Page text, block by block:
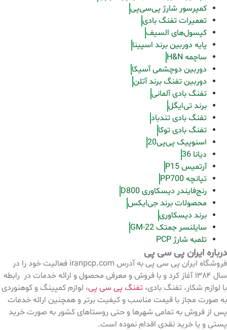
کمپرسور شارژ پی‌سی‌پی
تعمیرات تفنگ بادی
کپسول‌های السیف
پایه دوربین برند اسپینا
ساچمه H&N
دوربین دوچشمی آسیکا
دوربین تفنگ برند آتلن
تفنگ بادی آلمانی
برند تی‌ایگل
تفنگ بادی تندباد
تفنگ بادی توکا
اسنوپیک پی‌پی20
دیانا 36
آرتمیس P15
تپانچه PP700
رنج‌فایندر دیسکاوری D800
محصولات برند جی‌ایکس
برند دیسکاوری
سایلنسر جمتک GM-22
تلمبه شارژ PCP
درباره ایران پی سی پی
فروشگاه ایران پی سی پی به آدرس iranpcp.com فعالیت خود را در
سال ۱۳۸۴ آغاز کرد و با فروش و معرفی محصول و ارائه خدمات در رابطه
با لوازم شکار، تفنگ بادی، تفنگ پی سی پی، لوازم کمپینگ و کوهنوردی
به صورت مجاز با قیمت مناسب و کیفیت برتر و همچنین ارائه خدمات
پس از فروش به تمامی شهرها و حتی روستاهای کشور به صورت خرید
پستی و یا خرید نقدی اقدام نموده است.